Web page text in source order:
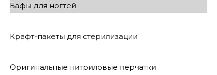
Бафы для ногтей
Крафт-пакеты для стерилизации
Оригинальные нитриловые перчатки